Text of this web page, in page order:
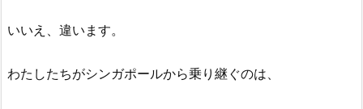
いいえ、違います。
わたしたちがシンガポールから乗り継ぐのは、